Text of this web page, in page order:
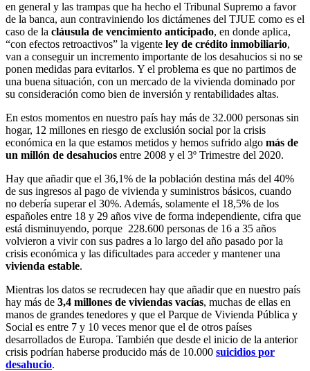
en general y las trampas que ha hecho el Tribunal Supremo a favor
de la banca, aun contraviniendo los dictámenes del TJUE como es el
caso de la cláusula de vencimiento anticipado, en donde aplica,
“con efectos retroactivos” la vigente ley de crédito inmobiliario,
van a conseguir un incremento importante de los desahucios si no se
ponen medidas para evitarlos. Y el problema es que no partimos de
una buena situación, con un mercado de la vivienda dominado por
su consideración como bien de inversión y rentabilidades altas.
En estos momentos en nuestro país hay más de 32.000 personas sin
hogar, 12 millones en riesgo de exclusión social por la crisis
económica en la que estamos metidos y hemos sufrido algo más de
un millón de desahucios entre 2008 y el 3º Trimestre del 2020.
Hay que añadir que el 36,1% de la población destina más del 40%
de sus ingresos al pago de vivienda y suministros básicos, cuando
no debería superar el 30%. Además, solamente el 18,5% de los
españoles entre 18 y 29 años vive de forma independiente, cifra que
está disminuyendo, porque 228.600 personas de 16 a 35 años
volvieron a vivir con sus padres a lo largo del año pasado por la
crisis económica y las dificultades para acceder y mantener una
vivienda estable.
Mientras los datos se recrudecen hay que añadir que en nuestro país
hay más de 3,4 millones de viviendas vacías, muchas de ellas en
manos de grandes tenedores y que el Parque de Vivienda Pública y
Social es entre 7 y 10 veces menor que el de otros países
desarrollados de Europa. También que desde el inicio de la anterior
crisis podrían haberse producido más de 10.000 suicidios por
desahucio.